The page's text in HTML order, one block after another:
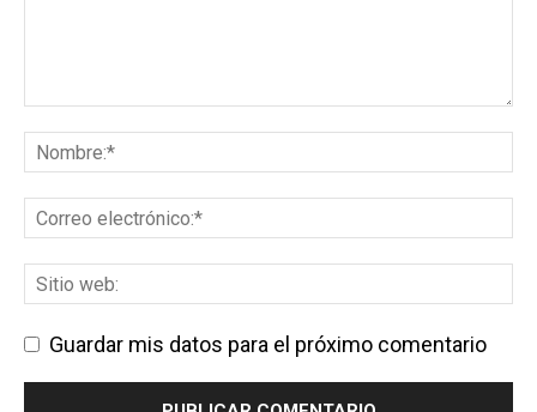
Guardar mis datos para el próximo comentario